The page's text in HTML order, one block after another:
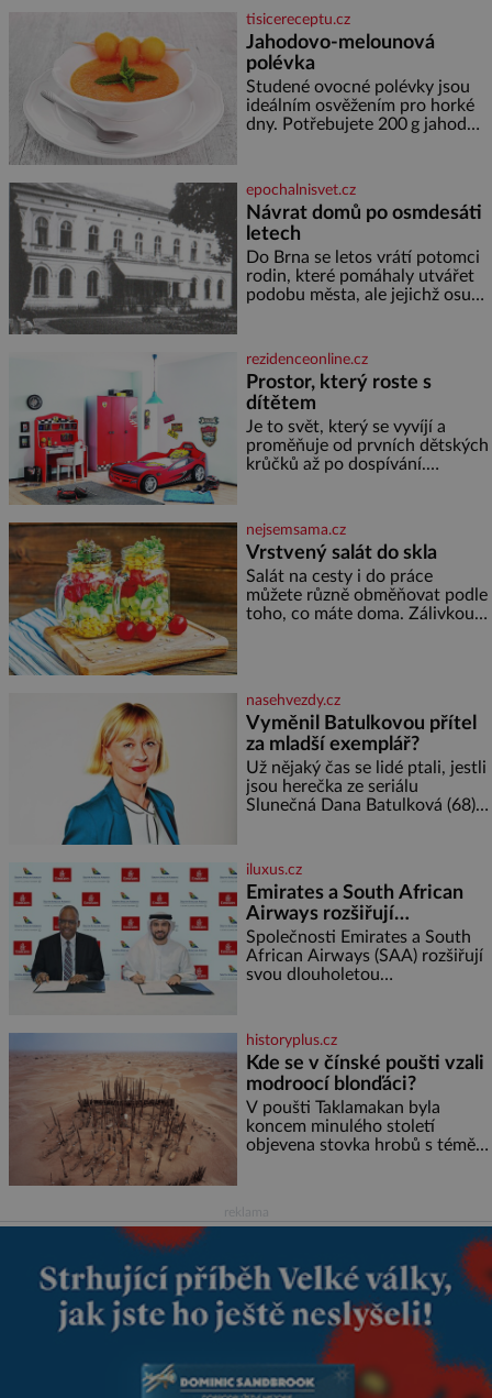
lodě, zapisovat první texty a
inspiroval řadu pověstí. Tato
skromná, ale užitečná rostlina
provází člověka už tisíce let.
Většina lidí vnímá rákos jen jako
obyčejnou kulisu letního
koupání. Stačí se však podívat
tisicereceptu.cz
Jahodovo-melounová
polévka
Studené ovocné polévky jsou
ideálním osvěžením pro horké
dny. Potřebujete 200 g jahod
cukru krystal 1 lžíci medu 200 g
zakysané sm
epochalnisvet.cz
Návrat domů po osmdesáti
letech
Do Brna se letos vrátí potomci
rodin, které pomáhaly utvářet
podobu města, ale jejichž osudy
Placzek, Löw-Beer, Fuhrmann,
Kohn a Stiassni se stanou
jednou z hlavních
dramaturgických linií festivalu
židovské kultury ŠTETL FEST
2026. Některé návraty nejsou
jednoduché. Místa, která si
rezidenceonline.cz
Prostor, který roste s
dítětem
Je to svět, který se vyvíjí a
proměňuje od prvních dětských
krůčků až po dospívání.
soustředění i odpočinek a
reaguje na každou etapu života
a specifické potřeby dítěte. Pro
nejmenší je klíčová
jednoduchost, měkkost a
bezpečí, proto by pokoj
nejsemsama.cz
Vrstvený salát do skla
Salát na cesty i do práce
můžete různě obměňovat podle
toho, co máte doma. Zálivkou
nebo jiného salátu (římský salát,
polníček…) ✿ 1 malá konzerva
kukuřice ✿ ½ okurky ✿ 2
rajčata Zálivka: ✿ 4 lžíce
olivového oleje ✿ 1 lžíci
citronové šťávy ✿ ½ stroužku
nasehvezdy.cz
Vyměnil Batulkovou přítel
za mladší exemplář?
Už nějaký čas se lidé ptali, jestli
jsou herečka ze seriálu
Slunečná Dana Batulková (68) a
od sebe přítele od samého
začátku odhán
iluxus.cz
Emirates a South African
Airways rozšiřují
partnerství. Cestujícím
nově zpřístupní dalších
devět destinací v jižní a
Společnosti Emirates a South
African Airways (SAA) rozšiřují
svou dlouholetou
cestujícím devět dalších
destinací v jižní a střední Africe
a u
historyplus.cz
Kde se v čínské poušti vzali
modroocí blonďáci?
V poušti Taklamakan byla
koncem minulého století
objevena stovka hrobů s téměř
modrou filcovou čapkou, z níž
se draly blonďaté vlásky. Fakt,
že jsou těla dávných lidí
nesmírně dobře zachovalá,
přičítají odborníci zdejším
klimatickým podmínkám.
Sucho, prosolené písky a
extrémně